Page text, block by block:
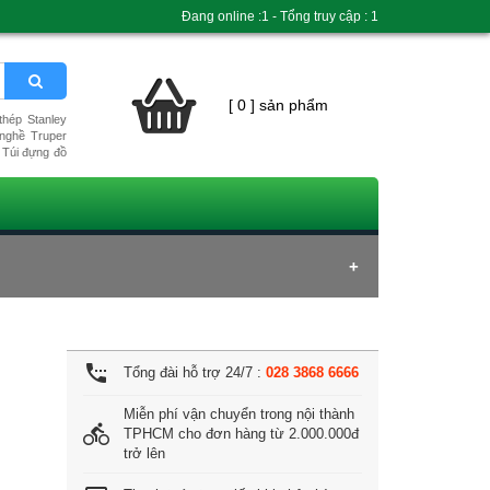
Stanley
Truper
Túi đựng đồ
[ 0 ] sản phẩm
settings_phone Tổng đài hỗ trợ 24/7 : 028 3868 6666
directions_bike
Miễn phí vận chuyển trong nội thành
TPHCM cho đơn hàng từ 2.000.000đ
trở lên
Đang online :1 - Tổng truy cập : 1